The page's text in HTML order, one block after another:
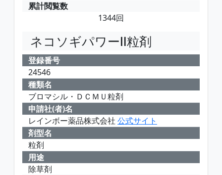
累計閲覧数
1344回
ネコソギパワーⅡ粒剤
登録番号
24546
種類名
ブロマシル・ＤＣＭＵ粒剤
申請社(者)名
レインボー薬品株式会社 公式サイト
剤型名
粒剤
用途
除草剤